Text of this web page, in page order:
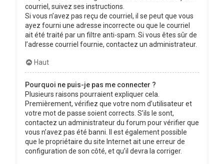
courriel, suivez ses instructions.
Si vous n’avez pas reçu de courriel, il se peut que vous
ayez fourni une adresse incorrecte ou que le courriel
ait été traité par un filtre anti-spam. Si vous êtes sûr de
l’adresse courriel fournie, contactez un administrateur.
Haut
Pourquoi ne puis-je pas me connecter ?
Plusieurs raisons pourraient expliquer cela.
Premièrement, vérifiez que votre nom d’utilisateur et
votre mot de passe soient corrects. S’ils le sont,
contactez un administrateur du forum pour vérifier que
vous n’avez pas été banni. Il est également possible
que le propriétaire du site Internet ait une erreur de
configuration de son côté, et qu’il devra la corriger.